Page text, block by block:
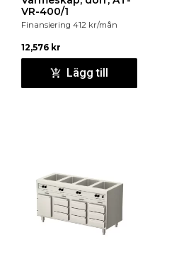
VR-400/1
Finansiering 412 kr/mån
12,576 kr
Lägg till